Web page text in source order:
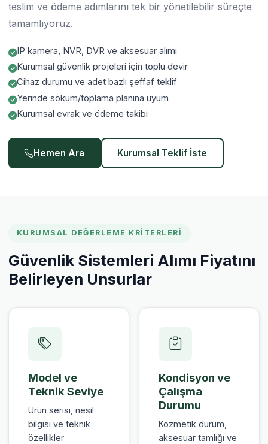
teslim ve ödeme adımlarını tek bir yönetilebilir süreçte
tamamlıyoruz.
IP kamera, NVR, DVR ve aksesuar alımı
Kurumsal güvenlik projeleri için toplu devir
Cihaz durumu ve adet bazlı şeffaf teklif
Yerinde söküm/toplama planına uyum
Kurumsal evrak ve ödeme takibi
Hemen Ara Kurumsal Teklif İste
KURUMSAL DEĞERLEME KRITERLERI
Güvenlik Sistemleri Alımı Fiyatını
Belirleyen Unsurlar
Model ve
Teknik Seviye
Ürün serisi, nesil
bilgisi ve teknik
özellikler
Kondisyon ve
Çalışma
Durumu
Kozmetik durum,
aksesuar tamlığı ve